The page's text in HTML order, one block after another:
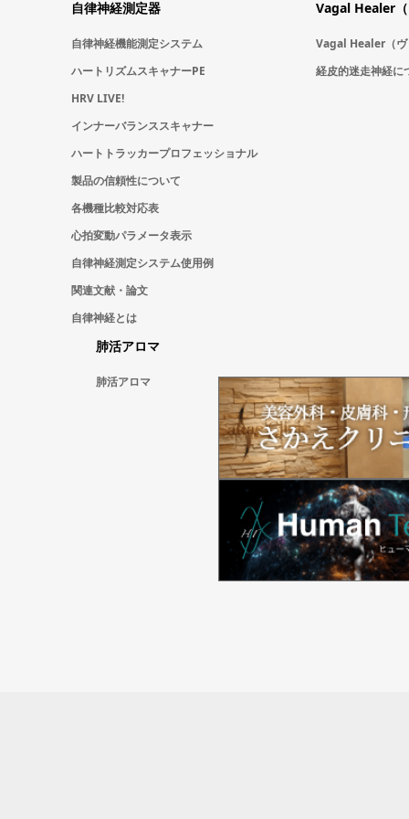
自律神経測定器
自律神経機能測定システム
ハートリズムスキャナーPE
HRV LIVE!
インナーバランススキャナー
ハートトラッカープロフェッショナル
製品の信頼性について
各機種比較対応表
心拍変動パラメータ表示
自律神経測定システム使用例
関連文献・論文
自律神経とは
Vagal Healer
Vagal Healer（ヴ
経皮的迷走神経に
肺活アロマ
肺活アロマ